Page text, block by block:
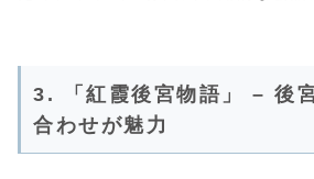
3. 「紅霞後宮物語」 – 後
合わせが魅力